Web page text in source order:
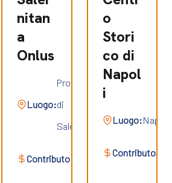
nitan
a
Onlus
Luogo:
Provincia
di
Salerno
Contributo:
3.950.000
o
Stori
co di
Napol
i
Luogo:Napoli
Contributo: